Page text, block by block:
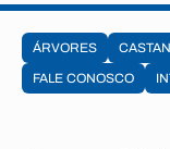
ÁRVORES
FALE CONOSCO